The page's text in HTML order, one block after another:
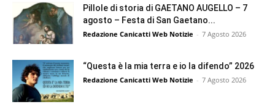
Pillole di storia di GAETANO AUGELLO – 7
agosto – Festa di San Gaetano...
Redazione Canicatti Web Notizie - 7 Agosto 2026
“Questa è la mia terra e io la difendo” 2026
Redazione Canicatti Web Notizie - 7 Agosto 2026